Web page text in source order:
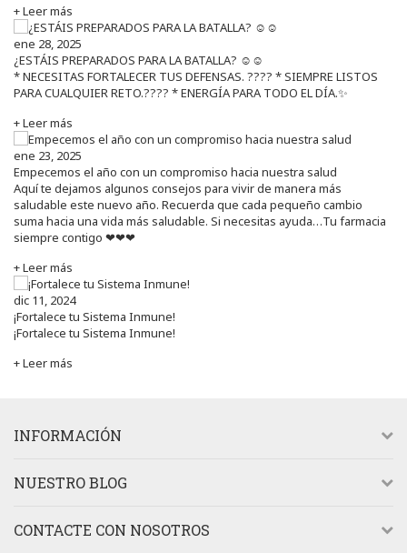
+ Leer más
ene 28, 2025
¿ESTÁIS PREPARADOS PARA LA BATALLA? ☺️☺️
* NECESITAS FORTALECER TUS DEFENSAS. ????️ * SIEMPRE LISTOS
PARA CUALQUIER RETO.???? * ENERGÍA PARA TODO EL DÍA.✨
+ Leer más
ene 23, 2025
Empecemos el año con un compromiso hacia nuestra salud
Aquí te dejamos algunos consejos para vivir de manera más
saludable este nuevo año. Recuerda que cada pequeño cambio
suma hacia una vida más saludable. Si necesitas ayuda…Tu farmacia
siempre contigo ❤❤❤
+ Leer más
dic 11, 2024
¡Fortalece tu Sistema Inmune!
¡Fortalece tu Sistema Inmune!
+ Leer más
INFORMACIÓN
NUESTRO BLOG
CONTACTE CON NOSOTROS